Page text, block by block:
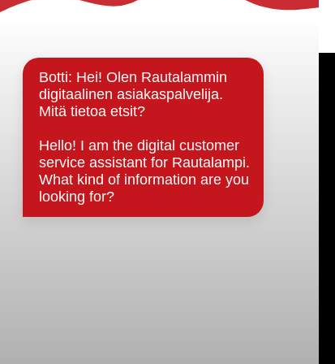
Päätöksenteko ja lähidemokratia
Päätökset, esityslistat & pöytäkirjat
Hallinto
Kunnanhallitus
Kunnanvaltuusto